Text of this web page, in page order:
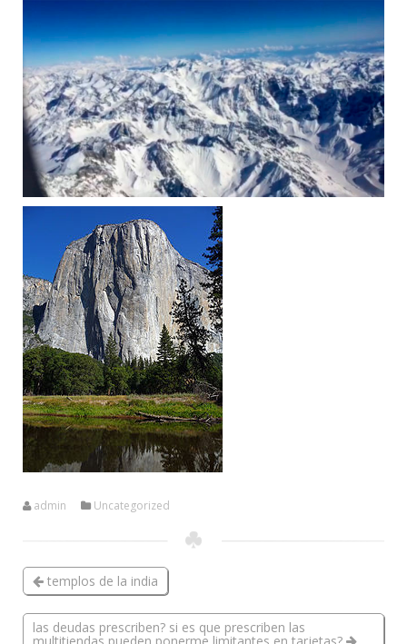
admin Uncategorized
templos de la india
las deudas prescriben? si es que prescriben las
multitiendas pueden ponerme limitantes en tarjetas?